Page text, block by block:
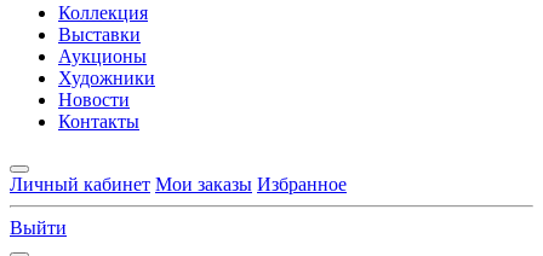
Коллекция
Выставки
Аукционы
Художники
Новости
Контакты
Личный кабинет Мои заказы Избранное
Выйти